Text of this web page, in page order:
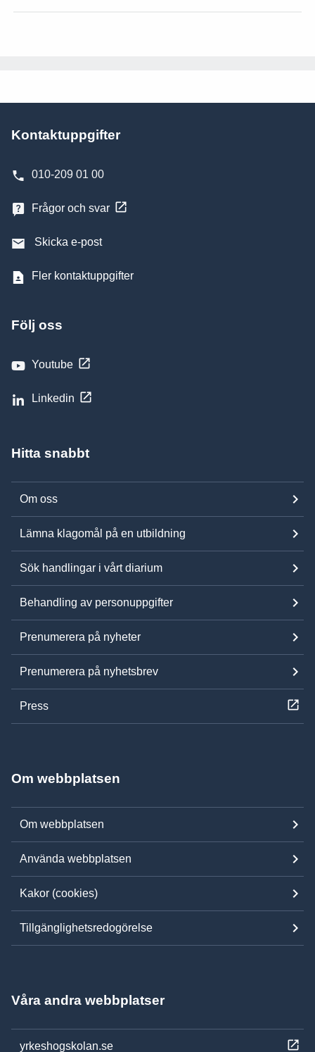
Kontaktuppgifter
010-209 01 00
Frågor och svar
Skicka e-post
Fler kontaktuppgifter
Följ oss
Youtube
Linkedin
Hitta snabbt
Om oss
Lämna klagomål på en utbildning
Sök handlingar i vårt diarium
Behandling av personuppgifter
Prenumerera på nyheter
Prenumerera på nyhetsbrev
Press
Om webbplatsen
Om webbplatsen
Använda webbplatsen
Kakor (cookies)
Tillgänglighetsredogörelse
Våra andra webbplatser
yrkeshogskolan.se